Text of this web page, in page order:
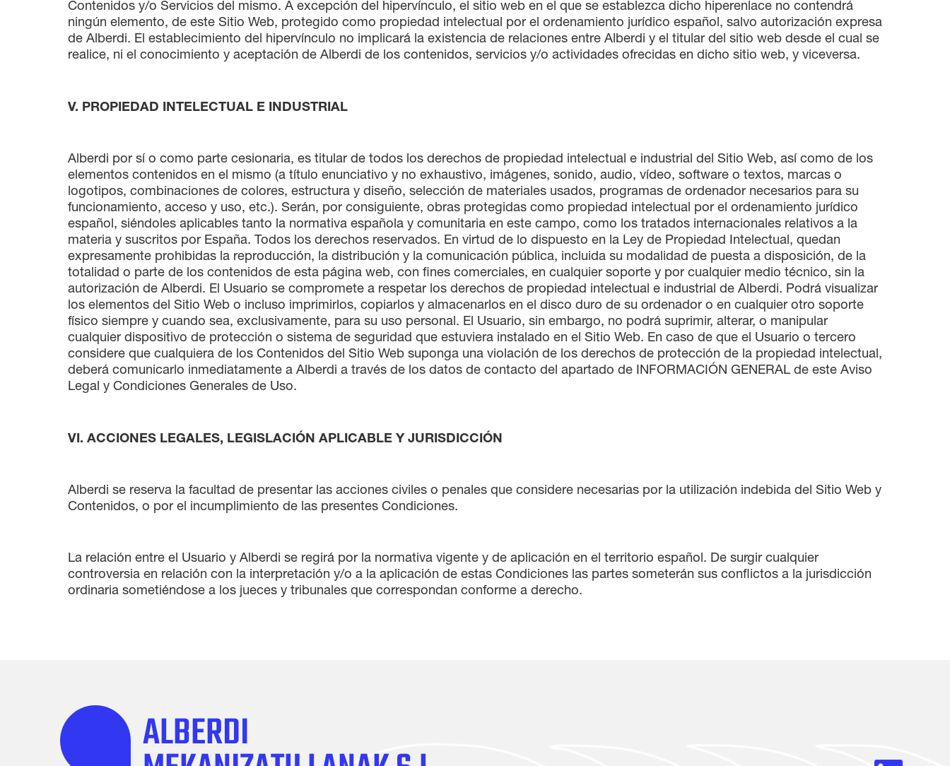
Contenidos y/o Servicios del mismo. A excepción del hipervínculo, el sitio web en el que se establezca dicho hiperenlace no contendrá
ningún elemento, de este Sitio Web, protegido como propiedad intelectual por el ordenamiento jurídico español, salvo autorización expresa
de Alberdi. El establecimiento del hipervínculo no implicará la existencia de relaciones entre Alberdi y el titular del sitio web desde el cual se
realice, ni el conocimiento y aceptación de Alberdi de los contenidos, servicios y/o actividades ofrecidas en dicho sitio web, y viceversa.
V. PROPIEDAD INTELECTUAL E INDUSTRIAL
Alberdi por sí o como parte cesionaria, es titular de todos los derechos de propiedad intelectual e industrial del Sitio Web, así como de los
elementos contenidos en el mismo (a título enunciativo y no exhaustivo, imágenes, sonido, audio, vídeo, software o textos, marcas o
logotipos, combinaciones de colores, estructura y diseño, selección de materiales usados, programas de ordenador necesarios para su
funcionamiento, acceso y uso, etc.). Serán, por consiguiente, obras protegidas como propiedad intelectual por el ordenamiento jurídico
español, siéndoles aplicables tanto la normativa española y comunitaria en este campo, como los tratados internacionales relativos a la
materia y suscritos por España. Todos los derechos reservados. En virtud de lo dispuesto en la Ley de Propiedad Intelectual, quedan
expresamente prohibidas la reproducción, la distribución y la comunicación pública, incluida su modalidad de puesta a disposición, de la
totalidad o parte de los contenidos de esta página web, con fines comerciales, en cualquier soporte y por cualquier medio técnico, sin la
autorización de Alberdi. El Usuario se compromete a respetar los derechos de propiedad intelectual e industrial de Alberdi. Podrá visualizar
los elementos del Sitio Web o incluso imprimirlos, copiarlos y almacenarlos en el disco duro de su ordenador o en cualquier otro soporte
físico siempre y cuando sea, exclusivamente, para su uso personal. El Usuario, sin embargo, no podrá suprimir, alterar, o manipular
cualquier dispositivo de protección o sistema de seguridad que estuviera instalado en el Sitio Web. En caso de que el Usuario o tercero
considere que cualquiera de los Contenidos del Sitio Web suponga una violación de los derechos de protección de la propiedad intelectual,
deberá comunicarlo inmediatamente a Alberdi a través de los datos de contacto del apartado de INFORMACIÓN GENERAL de este Aviso
Legal y Condiciones Generales de Uso.
VI. ACCIONES LEGALES, LEGISLACIÓN APLICABLE Y JURISDICCIÓN
Alberdi se reserva la facultad de presentar las acciones civiles o penales que considere necesarias por la utilización indebida del Sitio Web y
Contenidos, o por el incumplimiento de las presentes Condiciones.
La relación entre el Usuario y Alberdi se regirá por la normativa vigente y de aplicación en el territorio español. De surgir cualquier
controversia en relación con la interpretación y/o a la aplicación de estas Condiciones las partes someterán sus conflictos a la jurisdicción
ordinaria sometiéndose a los jueces y tribunales que correspondan conforme a derecho.
ALBERDI